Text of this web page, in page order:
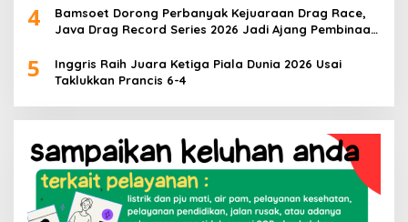
4
Bamsoet Dorong Perbanyak Kejuaraan Drag Race,
Java Drag Record Series 2026 Jadi Ajang Pembinaan
5
Inggris Raih Juara Ketiga Piala Dunia 2026 Usai
Taklukkan Prancis 6-4